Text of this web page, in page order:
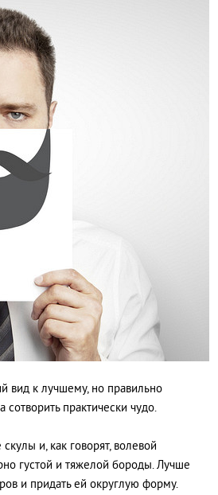
вид к лучшему, но правильно
практически чудо.
и, как говорят, волевой
густой и тяжелой бороды. Лучше
и придать ей округлую форму.